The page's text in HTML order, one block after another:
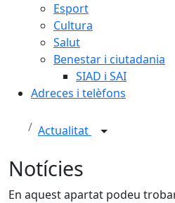
Esport
Cultura
Salut
Benestar i ciutadania
SIAD i SAI
Adreces i telèfons
Actualitat
Notícies
En aquest apartat podeu